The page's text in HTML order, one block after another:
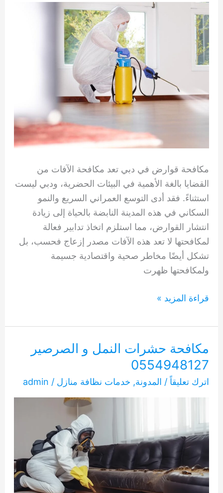
مكافحة قوارض في دبي تعد مكافحة الآفات من
القضايا بالغة الأهمية في البيئات الحضرية، ودبي ليست
استثناءً. فقد أدى التوسع العمراني السريع والنمو
السكاني في هذه المدينة النابضة بالحياة إلى زيادة
انتشار القوارض، مما استلزم اتخاذ تدابير فعالة
لمكافحتها لا تعد هذه الآفات مصدر إزعاج فحسب، بل
تشكل أيضًا مخاطر صحية واقتصادية جسيمة
ولمكافحتها ظهرت
مكافحة
في
دبي
0554948127
قراءة المزيد »
مكافحة حشرات النمل و الصرصير
0554948127
اترك تعليقاً / المدونة, خدمات نظافة منازل /
admin